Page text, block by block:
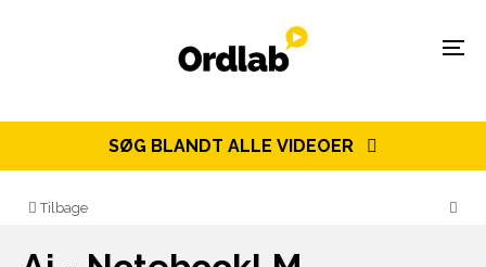
SØG BLANDT ALLE VIDEOER
Tilbage